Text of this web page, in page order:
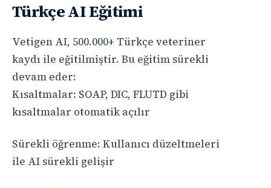
Türkçe AI Eğitimi
Vetigen AI, 500.000+ Türkçe veteriner
kaydı ile eğitilmiştir. Bu eğitim sürekli
devam eder:
Kısaltmalar: SOAP, DIC, FLUTD gibi
kısaltmalar otomatik açılır
Sürekli öğrenme: Kullanıcı düzeltmeleri
ile AI sürekli gelişir